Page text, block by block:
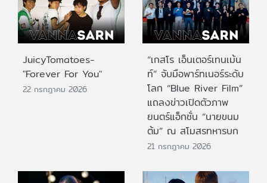
JuicyTomatoes-
"Forever For You"
22 กรกฎาคม 2026
“เกสโร เอ็นเตอร์เทนเม้น
ท์” จับมือพาร์ทเนอร์ระดับ
โลก “Blue River Film”
แถลงข่าวเปิดตัวภาพ
ยนตร์แอ็กชั่น “นายขนม
ต้ม” ณ สโมสรทหารบก
21 กรกฎาคม 2026